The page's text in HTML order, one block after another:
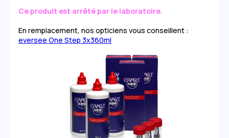
Ce produit est arrêté par le laboratoire.
En remplacement, nos opticiens vous conseillent :
eversee One Step 3x360ml